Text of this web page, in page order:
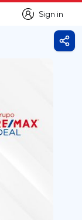
Sign in
Sign in